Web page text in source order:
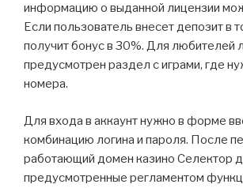
информацию о выданной лицензии
Если пользователь внесет депозит в
получит бонус в 30%. Для любителей
предусмотрен раздел с играми, где
номера.
Для входа в аккаунт нужно в форме
комбинацию логина и пароля. После
работающий домен казино Селектор
предусмотренные регламентом